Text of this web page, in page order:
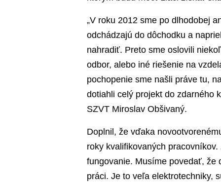
„V roku 2012 sme po dlhodobej
odchádzajú do dôchodku a
nahradiť. Preto sme oslovili
odbor, alebo iné riešenie na
pochopenie sme našli práve tu,
dotiahli celý projekt do zdarného
SZVT Miroslav Obšivaný.
Doplnil, že vďaka
roky kvalifikovaných
fungovanie. Musíme povedať, že
práci. Je to veľa elektrotechniky,